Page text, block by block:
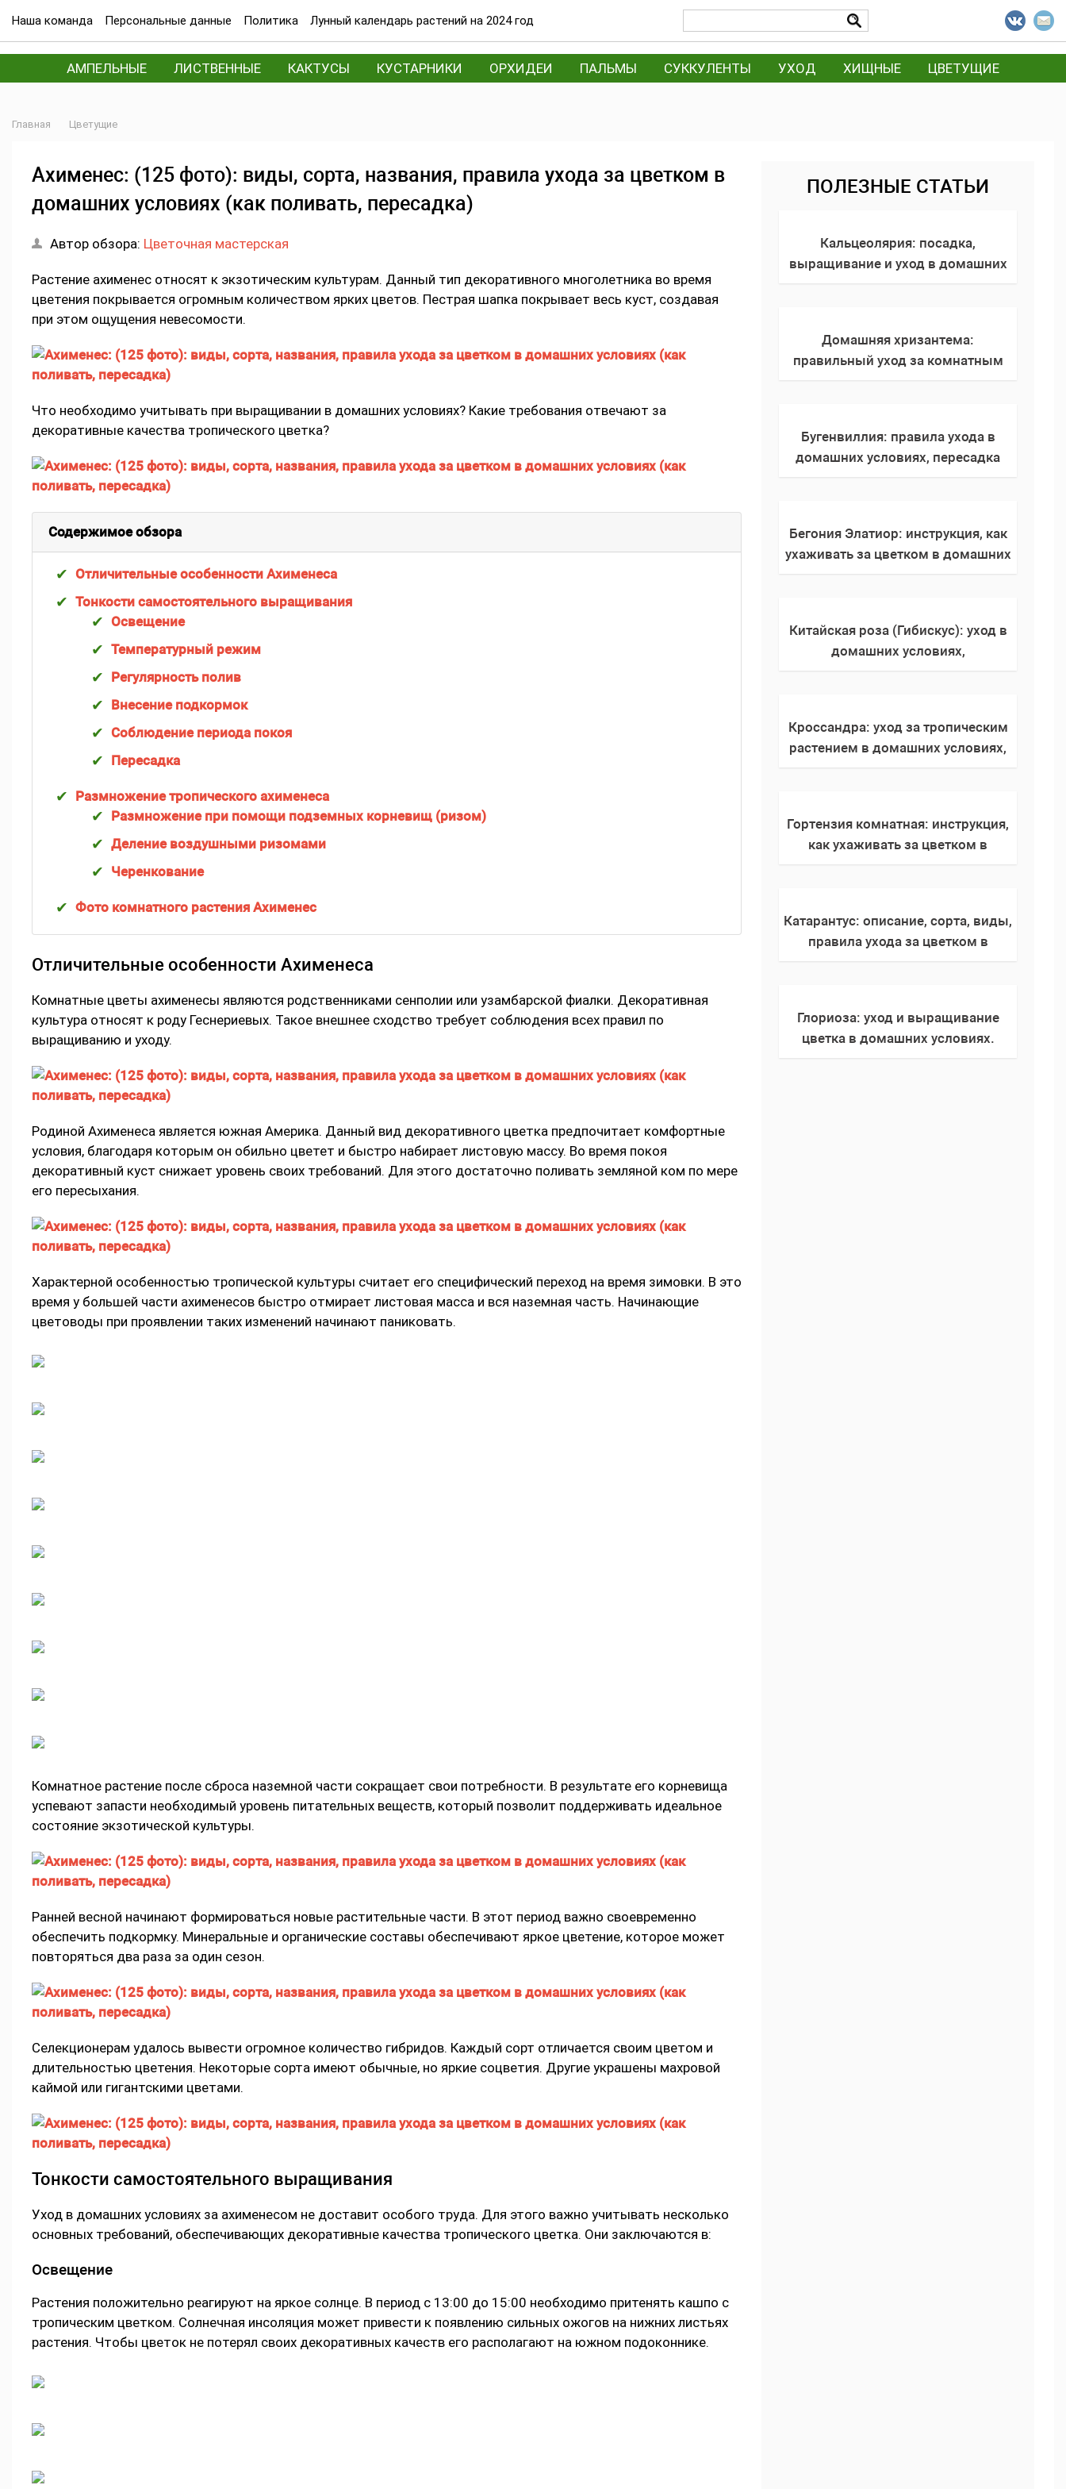
Наша команда Персональные данные Политика Лунный календарь растений на 2024 год
АМПЕЛЬНЫЕ ЛИСТВЕННЫЕ КАКТУСЫ КУСТАРНИКИ ОРХИДЕИ ПАЛЬМЫ СУККУЛЕНТЫ УХОД ХИЩНЫЕ ЦВЕТУЩИЕ
Главная Цветущие
Ахименес: (125 фото): виды, сорта, названия, правила ухода за цветком в
домашних условиях (как поливать, пересадка)
Автор обзора: Цветочная мастерская
Растение ахименес относят к экзотическим культурам. Данный тип декоративного многолетника во время
цветения покрывается огромным количеством ярких цветов. Пестрая шапка покрывает весь куст, создавая
при этом ощущения невесомости.
Что необходимо учитывать при выращивании в домашних условиях? Какие требования отвечают за
декоративные качества тропического цветка?
Содержимое обзора
Отличительные особенности Ахименеса
Тонкости самостоятельного выращивания
Освещение
Температурный режим
Регулярность полив
Внесение подкормок
Соблюдение периода покоя
Пересадка
Размножение тропического ахименеса
Размножение при помощи подземных корневищ (ризом)
Деление воздушными ризомами
Черенкование
Фото комнатного растения Ахименес
Отличительные особенности Ахименеса
Комнатные цветы ахименесы являются родственниками сенполии или узамбарской фиалки. Декоративная
культура относят к роду Геснериевых. Такое внешнее сходство требует соблюдения всех правил по
выращиванию и уходу.
Родиной Ахименеса является южная Америка. Данный вид декоративного цветка предпочитает комфортные
условия, благодаря которым он обильно цветет и быстро набирает листовую массу. Во время покоя
декоративный куст снижает уровень своих требований. Для этого достаточно поливать земляной ком по мере
его пересыхания.
Характерной особенностью тропической культуры считает его специфический переход на время зимовки. В это
время у большей части ахименесов быстро отмирает листовая масса и вся наземная часть. Начинающие
цветоводы при проявлении таких изменений начинают паниковать.
Комнатное растение после сброса наземной части сокращает свои потребности. В результате его корневища
успевают запасти необходимый уровень питательных веществ, который позволит поддерживать идеальное
состояние экзотической культуры.
Ранней весной начинают формироваться новые растительные части. В этот период важно своевременно
обеспечить подкормку. Минеральные и органические составы обеспечивают яркое цветение, которое может
повторяться два раза за один сезон.
Селекционерам удалось вывести огромное количество гибридов. Каждый сорт отличается своим цветом и
длительностью цветения. Некоторые сорта имеют обычные, но яркие соцветия. Другие украшены махровой
каймой или гигантскими цветами.
Тонкости самостоятельного выращивания
Уход в домашних условиях за ахименесом не доставит особого труда. Для этого важно учитывать несколько
основных требований, обеспечивающих декоративные качества тропического цветка. Они заключаются в:
Освещение
Растения положительно реагируют на яркое солнце. В период с 13:00 до 15:00 необходимо притенять кашпо с
тропическим цветком. Солнечная инсоляция может привести к появлению сильных ожогов на нижних листьях
растения. Чтобы цветок не потерял своих декоративных качеств его располагают на южном подоконнике.
ПОЛЕЗНЫЕ СТАТЬИ
Кальцеолярия: посадка,
выращивание и уход в домашних
Домашняя хризантема:
правильный уход за комнатным
Бугенвиллия: правила ухода в
домашних условиях, пересадка
Бегония Элатиор: инструкция, как
ухаживать за цветком в домашних
Китайская роза (Гибискус): уход в
домашних условиях,
Кроссандра: уход за тропическим
растением в домашних условиях,
Гортензия комнатная: инструкция,
как ухаживать за цветком в
Катарантус: описание, сорта, виды,
правила ухода за цветком в
Глориоза: уход и выращивание
цветка в домашних условиях.